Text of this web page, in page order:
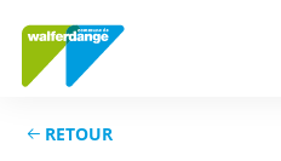
RETOUR